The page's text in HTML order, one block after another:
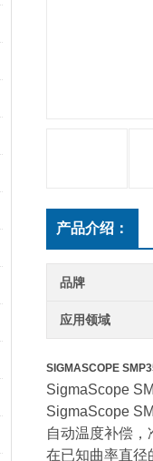
产品介绍：
品牌
应用领域
SIGMASCOPE
SigmaScope
SigmaScope
自动温度补偿
在已知曲率直径